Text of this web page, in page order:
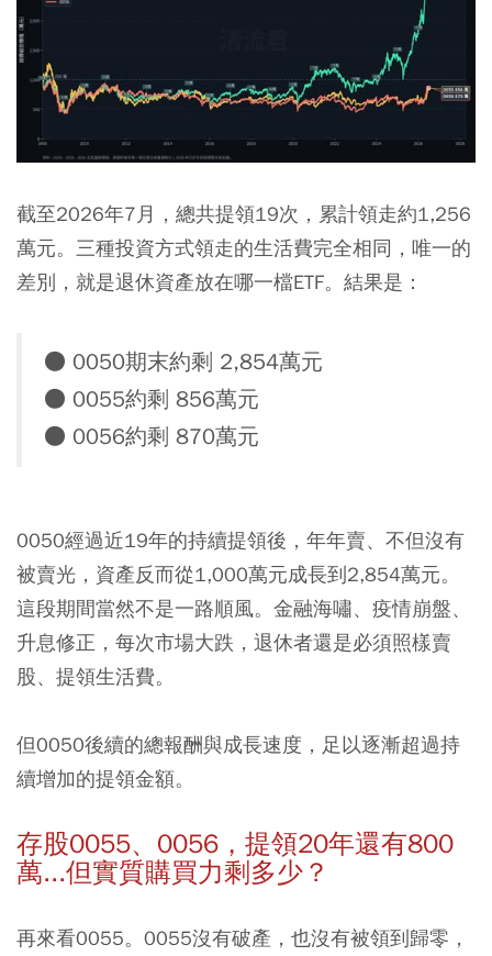
截至2026年7月，總共提領19次，累計領走約1,256
萬元。三種投資方式領走的生活費完全相同，唯一的
差別，就是退休資產放在哪一檔ETF。結果是：
● 0050期末約剩 2,854萬元
● 0055約剩 856萬元
● 0056約剩 870萬元
0050經過近19年的持續提領後，年年賣、不但沒有
被賣光，資產反而從1,000萬元成長到2,854萬元。
這段期間當然不是一路順風。金融海嘯、疫情崩盤、
升息修正，每次市場大跌，退休者還是必須照樣賣
股、提領生活費。
但0050後續的總報酬與成長速度，足以逐漸超過持
續增加的提領金額。
存股0055、0056，提領20年還有800
萬...但實質購買力剩多少？
再來看0055。0055沒有破產，也沒有被領到歸零，